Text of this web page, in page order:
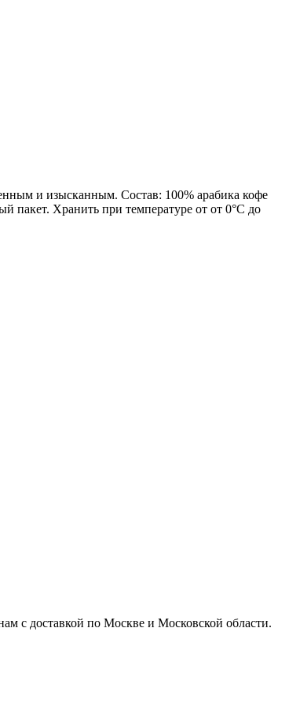
и изысканным. Состав: 100% арабика кофе
пакет. Хранить при температуре от от 0°С до
с доставкой по Москве и Московской области.